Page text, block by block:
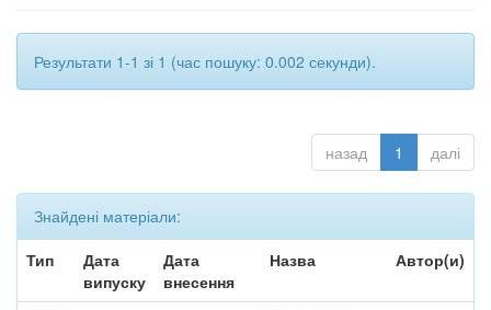
Результати 1-1 зі 1 (час пошуку: 0.002 секунди).
назад 1 далі
Знайдені матеріали:
Тип
Дата
випуску
Дата
внесення
Назва Автор(и)